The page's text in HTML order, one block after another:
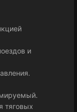
и
тяговых